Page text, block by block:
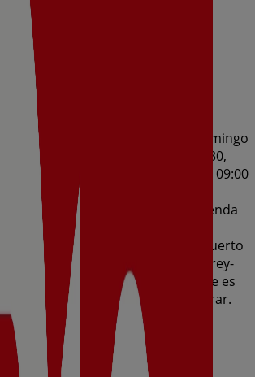
Dia del 05/08 al 11/08
tiene los siguientes horarios: Domingo
09:00 - 21:30, Martes 09:00 - 21:30,
Jueves 09:00 - 21:30, Viernes 09:00
- 21:30
catálogos disponibles en esta tienda
catálogo de Dia en Calle Del Puerto
(Urbanización Cotos De Monterrey-
Calidad Dia del 05/08 al 11/08 que es
al 11/8/2026 y no pares de ahorrar.
cercanas